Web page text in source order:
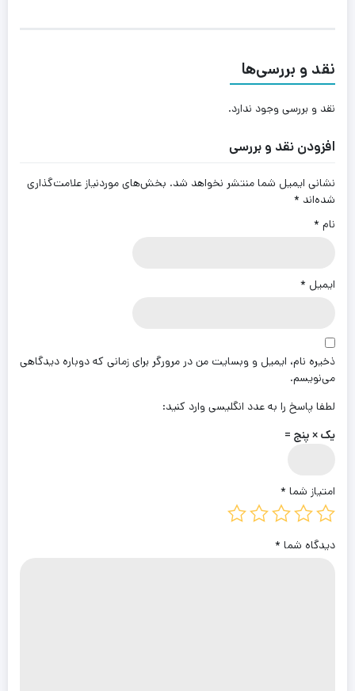
نقد و بررسی‌ها
نقد و بررسی وجود ندارد.
افزودن نقد و بررسی
نشانی ایمیل شما منتشر نخواهد شد. بخش‌های موردنیاز علامت‌گذاری
شده‌اند *
نام *
ایمیل *
ذخیره نام، ایمیل و وبسایت من در مرورگر برای زمانی که دوباره دیدگاهی
می‌نویسم.
لطفا پاسخ را به عدد انگلیسی وارد کنید:
یک × پنج =
امتیاز شما *
دیدگاه شما *